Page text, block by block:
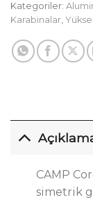
Kategoriler:
Karabinalar,
CAMP
simetrik